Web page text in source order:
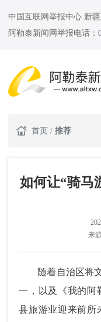
中国互联网举报中心 新
阿勒泰新闻网举报电话：
首页 / 推荐
如何让“骑马
来
随着自治区将文
一，以及《我的阿
县旅游业迎来前所